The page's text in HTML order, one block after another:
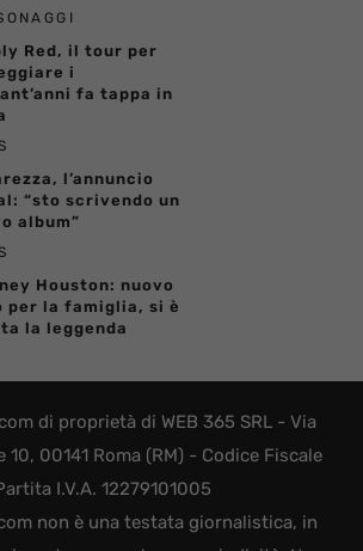
Red, il tour per
i
fa tappa in
l’annuncio
“sto scrivendo un
album”
Houston: nuovo
per la famiglia, si è
la leggenda
di proprietà di WEB 365 SRL - Via
10, 00141 Roma (RM) - Codice Fiscale
I.V.A. 12279101005
non è una testata giornalistica, in